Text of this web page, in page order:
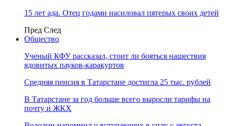
15 лет ада. Отец годами насиловал пятерых своих детей
Пред След
Общество
Ученый КФУ рассказал, стоит ли бояться нашествия
ядовитых пауков-каракуртов
Средняя пенсия в Татарстане достигла 25 тыс. рублей
В Татарстане за год больше всего выросли тарифы на
почту и ЖКХ